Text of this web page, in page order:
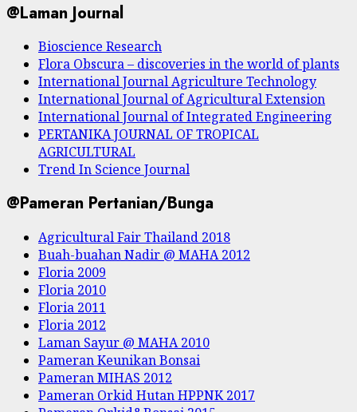
@Laman Journal
Bioscience Research
Flora Obscura – discoveries in the world of plants
International Journal Agriculture Technology
International Journal of Agricultural Extension
International Journal of Integrated Engineering
PERTANIKA JOURNAL OF TROPICAL
AGRICULTURAL
Trend In Science Journal
@Pameran Pertanian/Bunga
Agricultural Fair Thailand 2018
Buah-buahan Nadir @ MAHA 2012
Floria 2009
Floria 2010
Floria 2011
Floria 2012
Laman Sayur @ MAHA 2010
Pameran Keunikan Bonsai
Pameran MIHAS 2012
Pameran Orkid Hutan HPPNK 2017